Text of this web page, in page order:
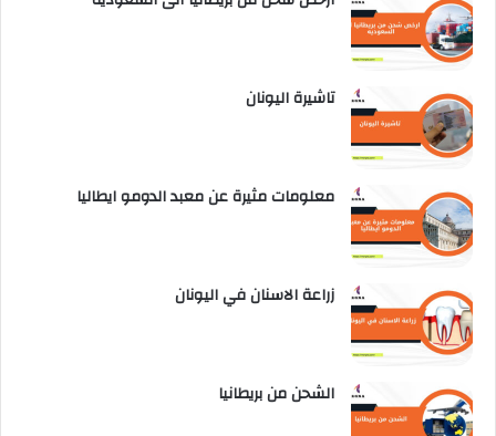
تاشيرة اليونان
معلومات مثيرة عن معبد الدومو ايطاليا
زراعة الاسنان في اليونان
الشحن من بريطانيا